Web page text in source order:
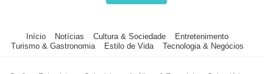
Início Notícias Cultura & Sociedade
Entretenimento
Turismo & Gastronomia
Estilo de Vida Tecnologia & Negócios